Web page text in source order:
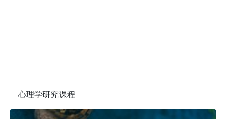
心理学研究课程